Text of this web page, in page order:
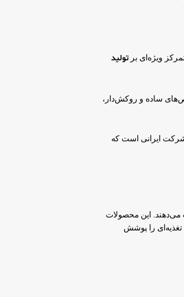
ویژه‌ای بر تولید
ساده و روکش‌دار،
شرکت ایرانی است که
می‌دهند. این محصولات
تغذیه‌ای را پوشش